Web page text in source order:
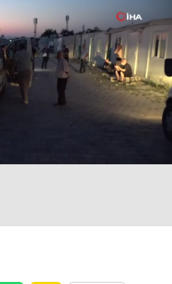
Çorum
Denizli
Diyarbakır
Edirne
Erzincan
Eskişehir